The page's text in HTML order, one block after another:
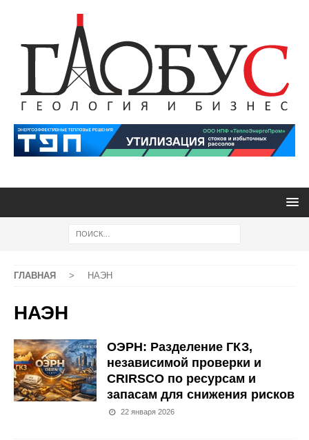
ГЛАВНАЯ > НАЭН
НАЭН
ОЭРН: Разделение ГКЗ,
независимой проверки и
CRIRSCO по ресурсам и
запасам для снижения рисков
22 января 2026